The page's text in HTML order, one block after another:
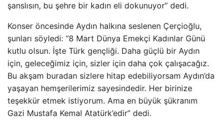
şanslısın, bu şehre bir kadın eli dokunuyor” dedi.
Konser öncesinde Aydın halkına seslenen Çerçioğlu,
şunları söyledi: “8 Mart Dünya Emekçi Kadınlar Günü
kutlu olsun. İşte Türk gençliği. Daha güçlü bir Aydın
için, geleceğimiz için, sizler için daha çok çalışacağız.
Bu akşam buradan sizlere hitap edebiliyorsam Aydın’da
yaşayan hemşerilerimiz sayesindedir. Her birinize
teşekkür etmek istiyorum. Ama en büyük şükranım
Gazi Mustafa Kemal Atatürk’edir” dedi.